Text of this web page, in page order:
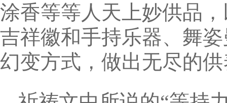
涂香等等人天上妙供品
吉祥徽和手持乐器、舞
幻变方式，做出无尽的